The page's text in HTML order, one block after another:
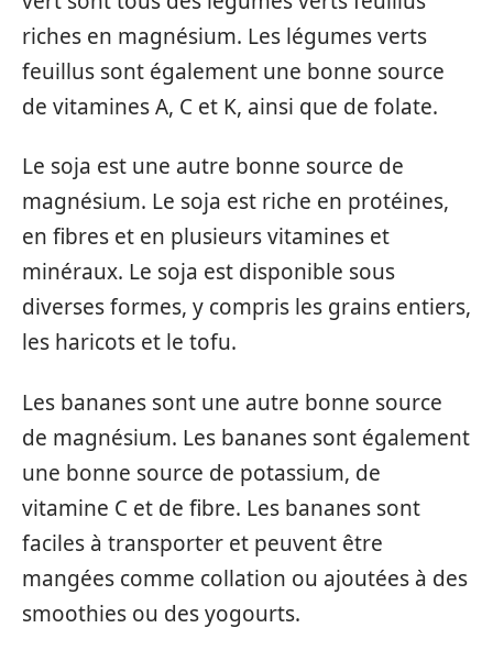
riches en magnésium. Les légumes verts
feuillus sont également une bonne source
de vitamines A, C et K, ainsi que de folate.
Le soja est une autre bonne source de
magnésium. Le soja est riche en protéines,
en fibres et en plusieurs vitamines et
minéraux. Le soja est disponible sous
diverses formes, y compris les grains entiers,
les haricots et le tofu.
Les bananes sont une autre bonne source
de magnésium. Les bananes sont également
une bonne source de potassium, de
vitamine C et de fibre. Les bananes sont
faciles à transporter et peuvent être
mangées comme collation ou ajoutées à des
smoothies ou des yogourts.